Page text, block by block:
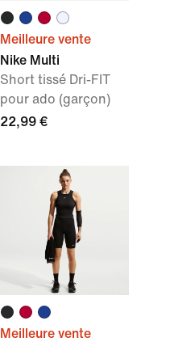
Meilleure vente
Nike Multi
Short tissé Dri-FIT
pour ado (garçon)
22,99 €
Meilleure vente